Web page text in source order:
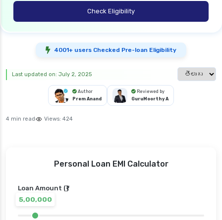
Check Eligibility
4001+ users Checked Pre-loan Eligibility
Select
Last updated on: July 2, 2025
Author
Prem Anand
Reviewed by
GuruMoorthy A
4 min read Views: 424
Personal Loan EMI Calculator
Loan Amount (₹)
5,00,000